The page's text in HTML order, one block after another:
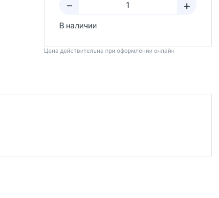
– +
В наличии
Цена действительна при оформлении онлайн